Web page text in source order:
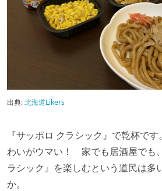
出典:北海道Likers
『サッポロ クラシック』で乾杯で
わいがウマい！ 家でも居酒屋でも
ラシック』を楽しむという道民は多
か。